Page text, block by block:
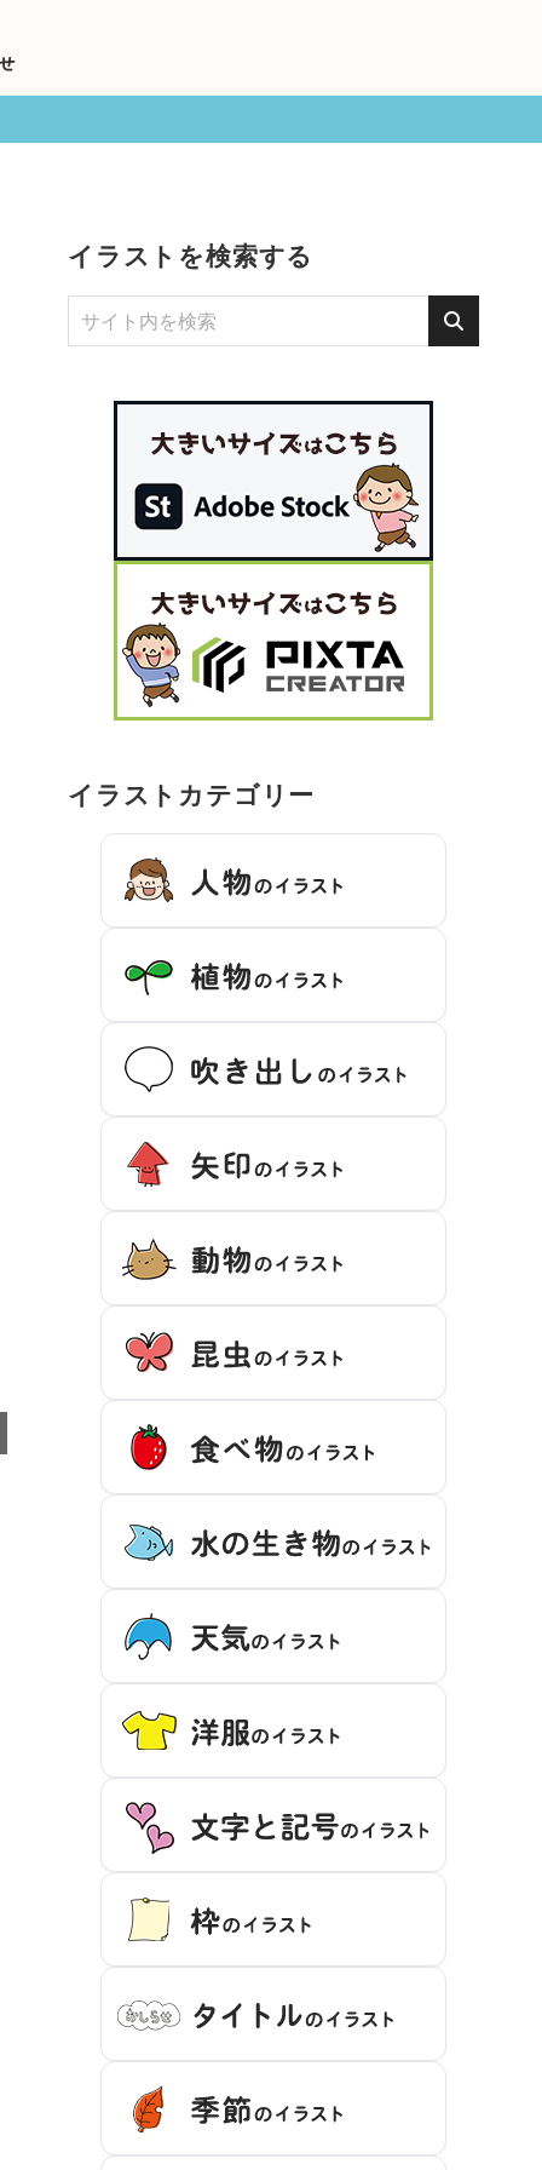
イラストを検索する
イラストカテゴリー